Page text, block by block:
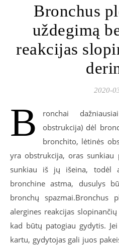
Bronchus
uždegimą
reakcijas
2020-
B
ronchai
obstrukcija) dėl
bronchito, lėtinės
yra obstrukcija, oras
sunkiau iš jų išeina, todėl
bronchine astma, dusulys
bronchų spazmai.Bronchus
alergines reakcijas
kad būtų patogiau gydytis.
kartu, gydytojas gali juos